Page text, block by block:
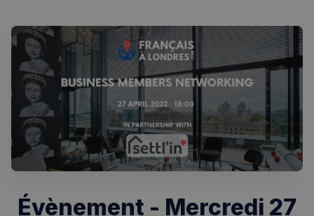
Évènement - Mercredi 27